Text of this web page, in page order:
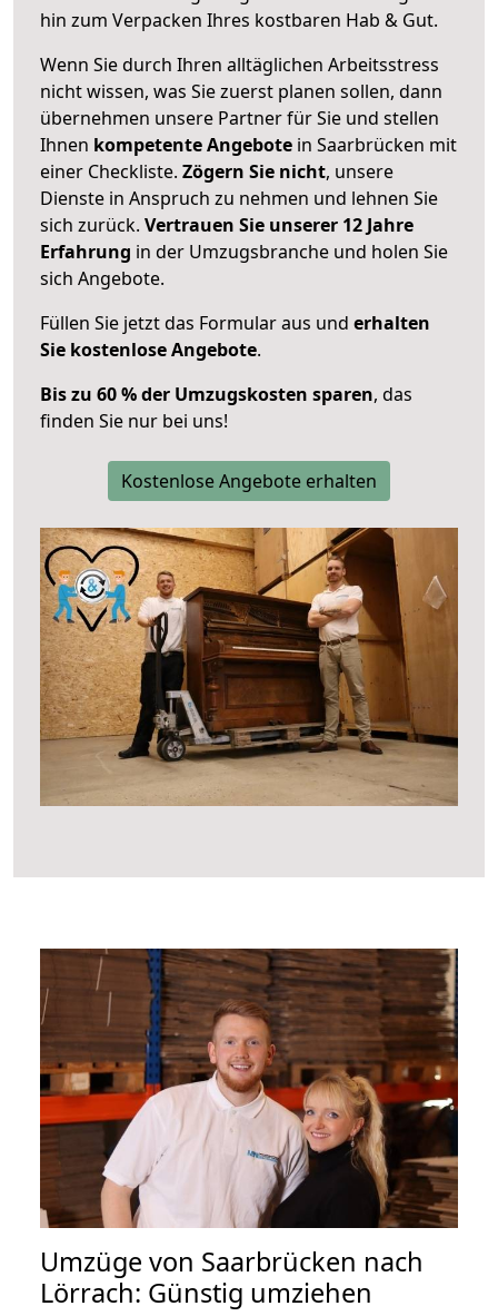
hin zum Verpacken Ihres kostbaren Hab & Gut.
Wenn Sie durch Ihren alltäglichen Arbeitsstress
nicht wissen, was Sie zuerst planen sollen, dann
übernehmen unsere Partner für Sie und stellen
Ihnen kompetente Angebote in Saarbrücken mit
einer Checkliste. Zögern Sie nicht, unsere
Dienste in Anspruch zu nehmen und lehnen Sie
sich zurück. Vertrauen Sie unserer 12 Jahre
Erfahrung in der Umzugsbranche und holen Sie
sich Angebote.
Füllen Sie jetzt das Formular aus und erhalten
Sie kostenlose Angebote.
Bis zu 60 % der Umzugskosten sparen, das
finden Sie nur bei uns!
Kostenlose Angebote erhalten
Umzüge von Saarbrücken nach
Lörrach: Günstig umziehen